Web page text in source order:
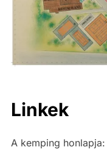
Linkek
A kemping